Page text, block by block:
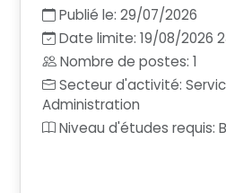
Publié le: 29/07/2026
Date limite: 19/08/2026
Nombre de postes: 1
Secteur d'activité:
Administration
Niveau d'études requis: